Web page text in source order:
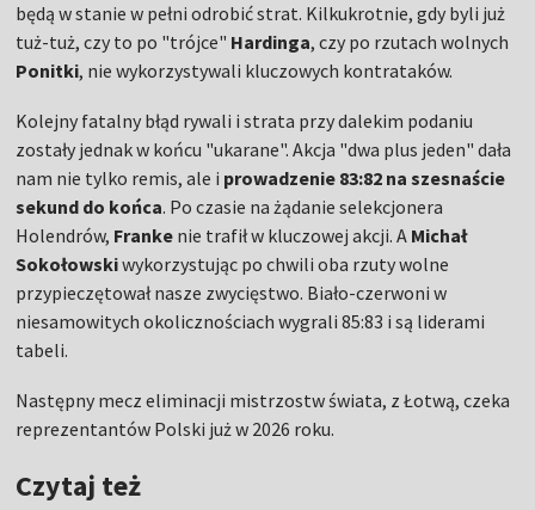
będą w stanie w pełni odrobić strat. Kilkukrotnie, gdy byli już
tuż-tuż, czy to po "trójce" Hardinga, czy po rzutach wolnych
Ponitki, nie wykorzystywali kluczowych kontrataków.
Kolejny fatalny błąd rywali i strata przy dalekim podaniu
zostały jednak w końcu "ukarane". Akcja "dwa plus jeden" dała
nam nie tylko remis, ale i prowadzenie 83:82 na szesnaście
sekund do końca. Po czasie na żądanie selekcjonera
Holendrów, Franke nie trafił w kluczowej akcji. A Michał
Sokołowskiwykorzystując po chwili oba rzuty wolne
przypieczętował nasze zwycięstwo. Biało-czerwoni w
niesamowitych okolicznościach wygrali 85:83 i są liderami
tabeli.
Następny mecz eliminacji mistrzostw świata, z Łotwą, czeka
reprezentantów Polski już w 2026 roku.
Czytaj też